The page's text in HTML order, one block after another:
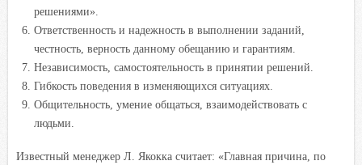
решениями».
Ответственность и надежность в выполнении заданий,
честность, верность данному обещанию и гарантиям.
Независимость, самостоятельность в принятии решений.
Гибкость поведения в изменяющихся ситуациях.
Общительность, умение общаться, взаимодействовать с
людьми.
Известный менеджер Л. Якокка считает: «Главная причина, по